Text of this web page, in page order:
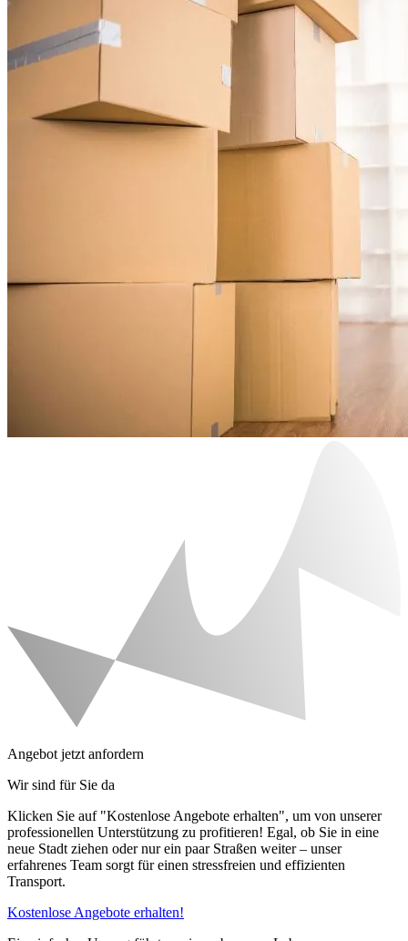
Angebot jetzt anfordern
Wir sind für Sie da
Klicken Sie auf "Kostenlose Angebote erhalten", um von unserer
professionellen Unterstützung zu profitieren! Egal, ob Sie in eine
neue Stadt ziehen oder nur ein paar Straßen weiter – unser
erfahrenes Team sorgt für einen stressfreien und effizienten
Transport.
Kostenlose Angebote erhalten!